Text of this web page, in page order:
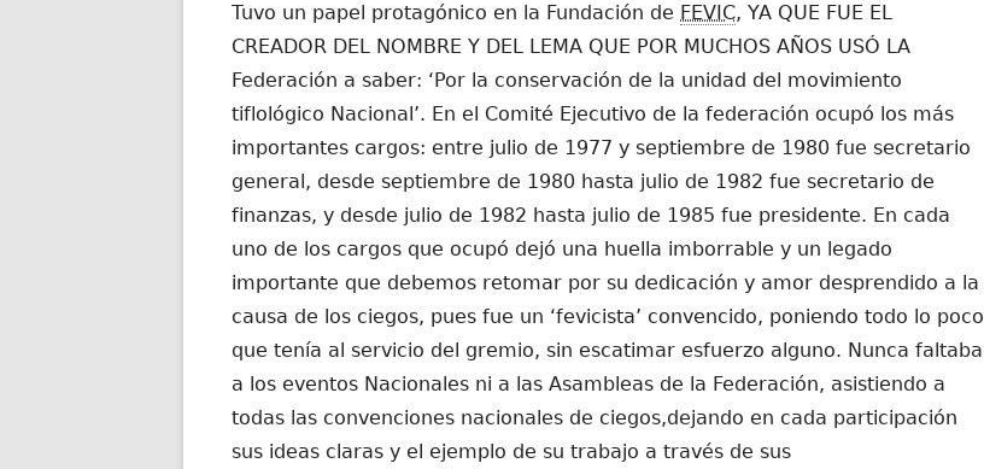
Tuvo un papel protagónico en la Fundación de FEVIC, YA QUE FUE EL
CREADOR DEL NOMBRE Y DEL LEMA QUE POR MUCHOS AÑOS USÓ LA
Federación a saber: ‘Por la conservación de la unidad del movimiento
tiflológico Nacional’. En el Comité Ejecutivo de la federación ocupó los más
importantes cargos: entre julio de 1977 y septiembre de 1980 fue secretario
general, desde septiembre de 1980 hasta julio de 1982 fue secretario de
finanzas, y desde julio de 1982 hasta julio de 1985 fue presidente. En cada
uno de los cargos que ocupó dejó una huella imborrable y un legado
importante que debemos retomar por su dedicación y amor desprendido a la
causa de los ciegos, pues fue un ‘fevicista’ convencido, poniendo todo lo poco
que tenía al servicio del gremio, sin escatimar esfuerzo alguno. Nunca faltaba
a los eventos Nacionales ni a las Asambleas de la Federación, asistiendo a
todas las convenciones nacionales de ciegos,dejando en cada participación
sus ideas claras y el ejemplo de su trabajo a través de sus